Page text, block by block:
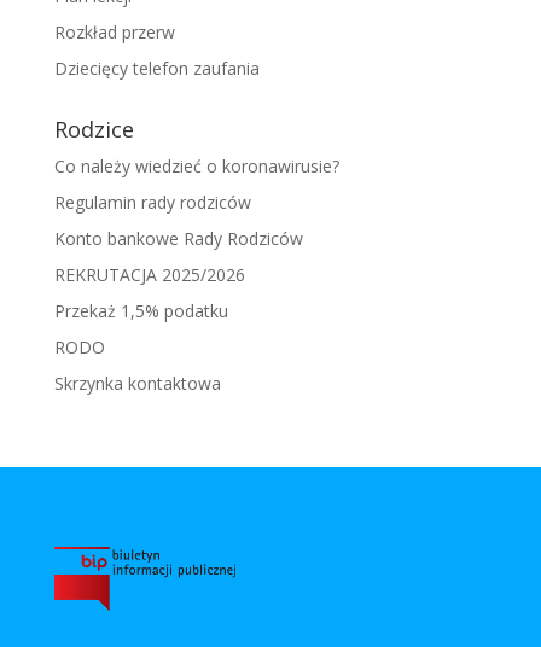
Rozkład przerw
Dziecięcy telefon zaufania
Rodzice
Co należy wiedzieć o koronawirusie?
Regulamin rady rodziców
Konto bankowe Rady Rodziców
REKRUTACJA 2025/2026
Przekaż 1,5% podatku
RODO
Skrzynka kontaktowa